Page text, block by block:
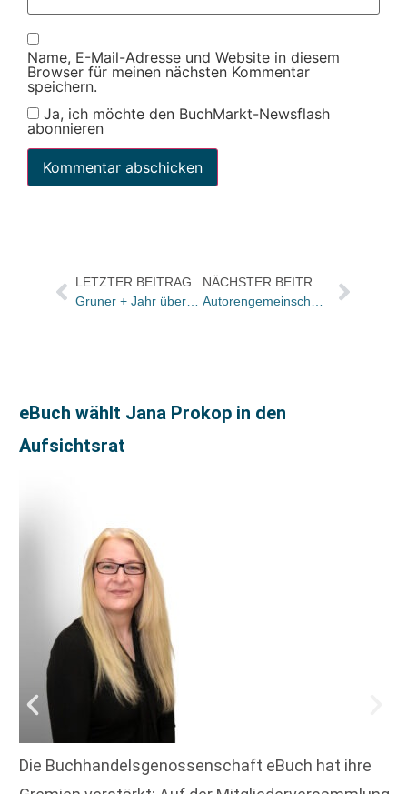
Name, E-Mail-Adresse und Website in diesem
Browser für meinen nächsten Kommentar
speichern.
Ja, ich möchte den BuchMarkt-Newsflash
abonnieren
LETZTER BEITRAG
Gruner + Jahr übernimmt 50%-Anteil der „Financial Times Deutschland“
eBuch wählt Jana Prokop in den
Aufsichtsrat
Die Buchhandelsgenossenschaft eBuch hat ihre